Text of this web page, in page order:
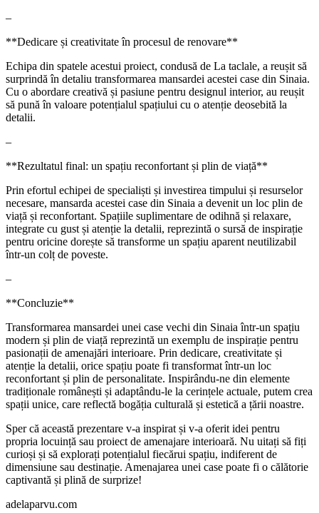
–
**Dedicare și creativitate în procesul de renovare**
Echipa din spatele acestui proiect, condusă de La taclale, a reușit să
surprindă în detaliu transformarea mansardei acestei case din Sinaia.
Cu o abordare creativă și pasiune pentru designul interior, au reușit
să pună în valoare potențialul spațiului cu o atenție deosebită la
detalii.
–
**Rezultatul final: un spațiu reconfortant și plin de viață**
Prin efortul echipei de specialiști și investirea timpului și resurselor
necesare, mansarda acestei case din Sinaia a devenit un loc plin de
viață și reconfortant. Spațiile suplimentare de odihnă și relaxare,
integrate cu gust și atenție la detalii, reprezintă o sursă de inspirație
pentru oricine dorește să transforme un spațiu aparent neutilizabil
într-un colț de poveste.
–
**Concluzie**
Transformarea mansardei unei case vechi din Sinaia într-un spațiu
modern și plin de viață reprezintă un exemplu de inspirație pentru
pasionații de amenajări interioare. Prin dedicare, creativitate și
atenție la detalii, orice spațiu poate fi transformat într-un loc
reconfortant și plin de personalitate. Inspirându-ne din elemente
tradiționale românești și adaptându-le la cerințele actuale, putem crea
spații unice, care reflectă bogăția culturală și estetică a țării noastre.
Sper că această prezentare v-a inspirat și v-a oferit idei pentru
propria locuință sau proiect de amenajare interioară. Nu uitați să fiți
curioși și să explorați potențialul fiecărui spațiu, indiferent de
dimensiune sau destinație. Amenajarea unei case poate fi o călătorie
captivantă și plină de surprize!
adelaparvu.com